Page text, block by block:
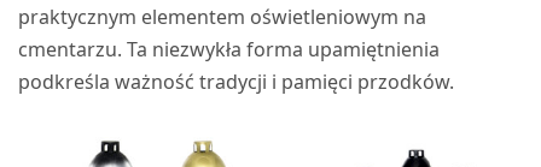
praktycznym elementem oświetleniowym na
cmentarzu. Ta niezwykła forma upamiętnienia
podkreśla ważność tradycji i pamięci przodków.